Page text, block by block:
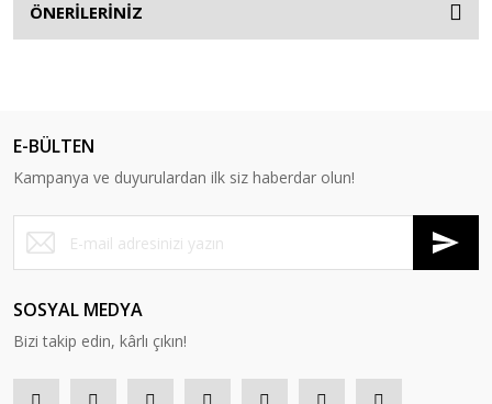
ÖNERİLERİNİZ
E-BÜLTEN
Kampanya ve duyurulardan ilk siz haberdar olun!
SOSYAL MEDYA
Bizi takip edin, kârlı çıkın!